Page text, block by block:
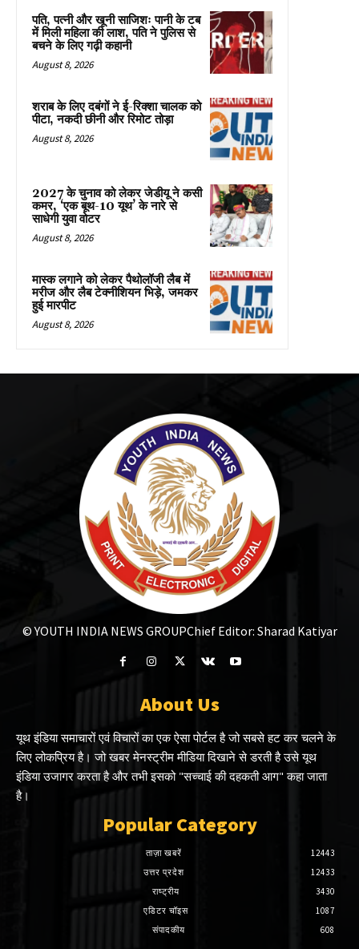
पति, पत्नी और खूनी साजिशः पानी के टब
में मिली महिला की लाश, पति ने पुलिस से
बचने के लिए गढ़ी कहानी
August 8, 2026
शराब के लिए दबंगों ने ई-रिक्शा चालक को
पीटा, नकदी छीनी और रिमोट तोड़ा
August 8, 2026
2027 के चुनाव को लेकर जेडीयू ने कसी
कमर, ‘एक बूथ-10 यूथ’ के नारे से
साधेगी युवा वोटर
August 8, 2026
मास्क लगाने को लेकर पैथोलॉजी लैब में
मरीज और लैब टेक्नीशियन भिड़े, जमकर
हुई मारपीट
August 8, 2026
© YOUTH INDIA NEWS GROUPChief Editor: Sharad Katiyar
About Us
यूथ इंडिया समाचारों एवं विचारों का एक ऐसा पोर्टल है जो सबसे हट कर चलने के
लिए लोकप्रिय है। जो खबर मेनस्ट्रीम मीडिया दिखाने से डरती है उसे यूथ
इंडिया उजागर करता है और तभी इसको "सच्चाई की दहकती आग" कहा जाता
है।
Popular Category
ताज़ा खबरें
12443
उत्तर प्रदेश
12433
राष्ट्रीय
3430
एडिटर चॉइस
1087
संपादकीय
608